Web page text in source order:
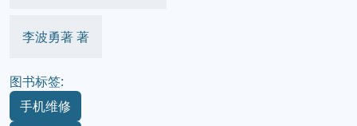
李波勇著 著
图书标签:
手机维修